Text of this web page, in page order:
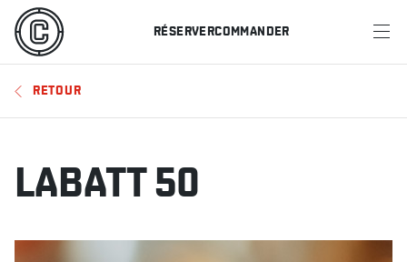
RÉSERVERCOMMANDER
MENU
RESTAURANTS
OFFRES ET PROMOTIONS
RETOUR
LABATT 50